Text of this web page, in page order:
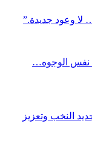
لا وعود جديدة.”
نفس الوجوه…
النخب وتعزيز